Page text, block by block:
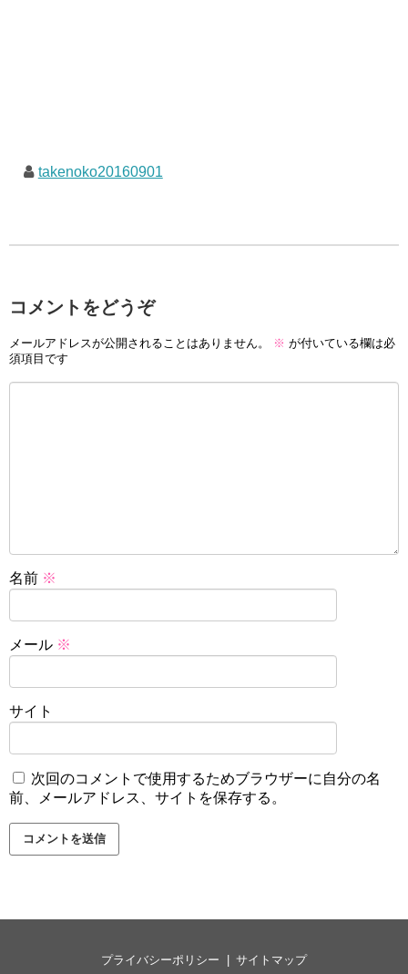
takenoko20160901
コメントをどうぞ
メールアドレスが公開されることはありません。 ※ が付いている欄は必
須項目です
名前 ※
メール ※
サイト
次回のコメントで使用するためブラウザーに自分の名
前、メールアドレス、サイトを保存する。
プライバシーポリシー サイトマップ